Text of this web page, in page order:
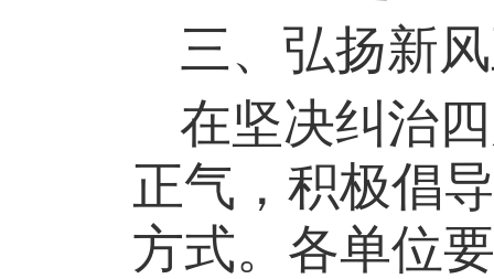
三、 弘扬新
在坚决纠治
正气，积极倡
方式。各单位